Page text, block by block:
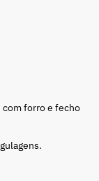
com forro e fecho